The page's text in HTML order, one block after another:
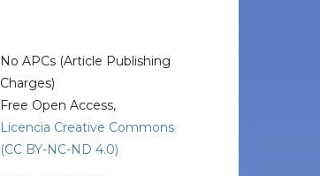
No APCs (Article Publishing
Charges)
Free Open Access,
Licencia Creative Commons
(CC BY-NC-ND 4.0)